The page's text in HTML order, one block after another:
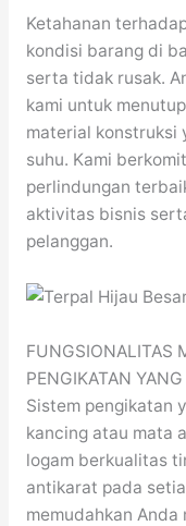
Ketahanan
kondisi barang di
serta tidak rusak.
kami untuk
material konstruksi
suhu. Kami
perlindungan
aktivitas bisnis
pelanggan.
FUNGSIONALITAS
PENGIKATAN
Sistem pengikatan
kancing atau mata
logam berkualitas
antikarat pada
memudahkan